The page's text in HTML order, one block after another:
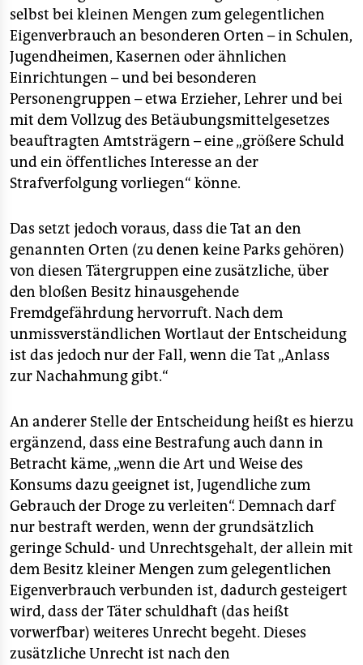
selbst bei kleinen Mengen zum gelegentlichen
Eigenverbrauch an besonderen Orten – in Schulen,
Jugendheimen, Kasernen oder ähnlichen
Einrichtungen – und bei besonderen
Personengruppen – etwa Erzieher, Lehrer und bei
mit dem Vollzug des Betäubungsmittelgesetzes
beauftragten Amtsträgern – eine „größere Schuld
und ein öffentliches Interesse an der
Strafverfolgung vorliegen“ könne.
Das setzt jedoch voraus, dass die Tat an den
genannten Orten (zu denen keine Parks gehören)
von diesen Tätergruppen eine zusätzliche, über
den bloßen Besitz hinausgehende
Fremdgefährdung hervorruft. Nach dem
unmissverständlichen Wortlaut der Entscheidung
ist das jedoch nur der Fall, wenn die Tat „Anlass
zur Nachahmung gibt.“
An anderer Stelle der Entscheidung heißt es hierzu
ergänzend, dass eine Bestrafung auch dann in
Betracht käme, „wenn die Art und Weise des
Konsums dazu geeignet ist, Jugendliche zum
Gebrauch der Droge zu verleiten“. Demnach darf
nur bestraft werden, wenn der grundsätzlich
geringe Schuld- und Unrechtsgehalt, der allein mit
dem Besitz kleiner Mengen zum gelegentlichen
Eigenverbrauch verbunden ist, dadurch gesteigert
wird, dass der Täter schuldhaft (das heißt
vorwerfbar) weiteres Unrecht begeht. Dieses
zusätzliche Unrecht ist nach den